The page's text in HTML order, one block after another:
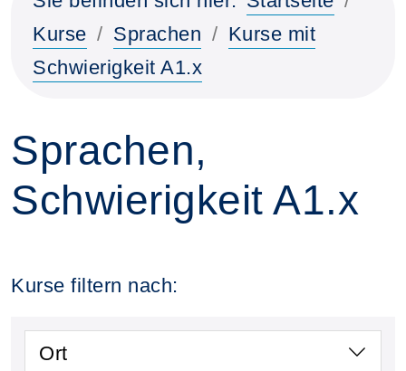
Kurse
Sprachen
Kurse mit
Schwierigkeit A1.x
Sprachen,
Schwierigkeit A1.x
Kurse filtern nach:
Ort